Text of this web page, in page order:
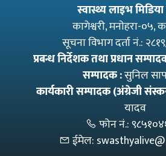
स्वास्थ्य लाइभ मिडिया
कागेश्वरी, मनाेहरा-०५,
सूचना विभाग दर्ता नं.:
प्रबन्ध निर्देशक तथा प्रधान
सम्पादक :सुनिल
कार्यकारी सम्पादक (अंग्रेजी
यादव
फोन नं.:
ईमेल: